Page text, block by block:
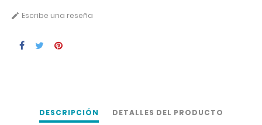
 Escribe una reseña
DESCRIPCIÓN
DETALLES DEL PRODUCTO